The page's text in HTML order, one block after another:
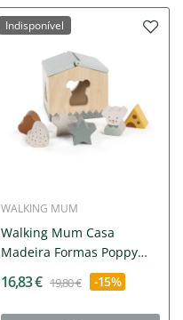
Indisponível
WALKING MUM
Walking Mum Casa
Madeira Formas Poppy
16,83 € 19,80 € -15%